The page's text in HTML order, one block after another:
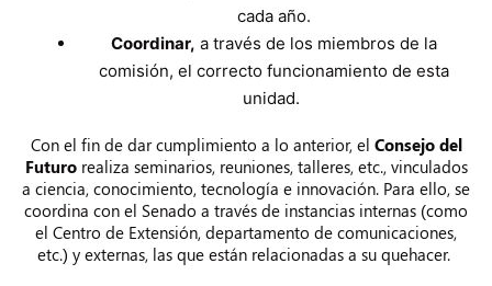
cada año.
Coordinar, a través de los miembros de la
comisión, el correcto funcionamiento de esta
unidad.
Con el fin de dar cumplimiento a lo anterior, el Consejo del
Futurorealiza seminarios, reuniones, talleres, etc., vinculados
a ciencia, conocimiento, tecnología e innovación. Para ello, se
coordina con el Senado a través de instancias internas (como
el Centro de Extensión, departamento de comunicaciones,
etc.) y externas, las que están relacionadas a su quehacer.